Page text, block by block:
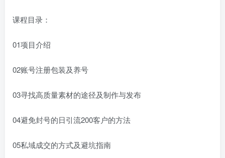
课程目录：
01项目介绍
02账号注册包装及养号
03寻找高质量素材的途径及制作与发布
04避免封号的日引流200客户的方法
05私域成交的方式及避坑指南